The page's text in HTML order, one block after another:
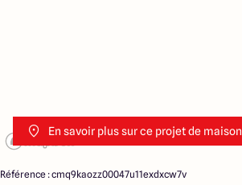
En savoir plus sur ce projet de maison
Référence : cmq9kaozz00047u11exdxcw7v